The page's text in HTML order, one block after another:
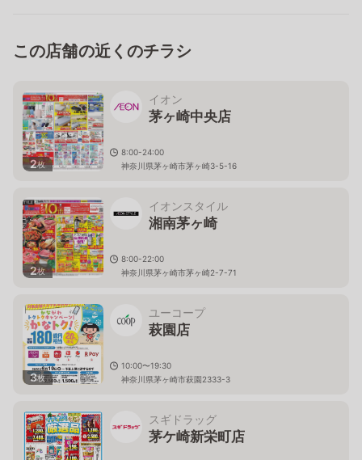
この店舗の近くのチラシ
2枚
イオン
茅ヶ崎中央店
8:00-24:00
神奈川県茅ヶ崎市茅ヶ崎3-5-16
2枚
イオンスタイル
湘南茅ヶ崎
8:00-22:00
神奈川県茅ヶ崎市茅ヶ崎2-7-71
3枚
ユーコープ
萩園店
10:00〜19:30
神奈川県茅ヶ崎市萩園2333-3
スギドラッグ
茅ケ崎新栄町店